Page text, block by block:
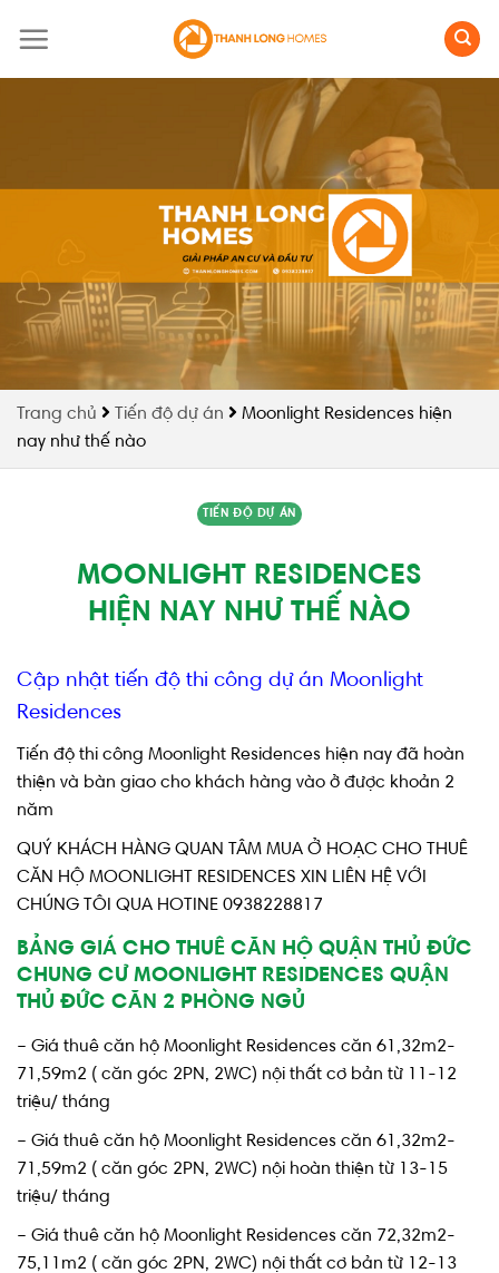
Trang chủ Tiến độ dự án
Moonlight Residences hiện
nay như thế nào
TIẾN ĐỘ DỰ ÁN
MOONLIGHT RESIDENCES
HIỆN NAY NHƯ THẾ NÀO
Cập nhật tiến độ thi công dự án Moonlight
Residences
Tiến độ thi công Moonlight Residences hiện nay đã hoàn
thiện và bàn giao cho khách hàng vào ở được khoản 2
năm
QUÝ KHÁCH HÀNG QUAN TÂM MUA Ở HOẠC CHO THUÊ
CĂN HỘ MOONLIGHT RESIDENCES XIN LIÊN HỆ VỚI
CHÚNG TÔI QUA HOTINE 0938228817
BẢNG GIÁ CHO THUÊ CĂN HỘ QUẬN THỦ ĐỨC
CHUNG CƯ MOONLIGHT RESIDENCES QUẬN
THỦ ĐỨC CĂN 2 PHÒNG NGỦ
– Giá thuê căn hộ Moonlight Residences căn 61,32m2-
71,59m2 ( căn góc 2PN, 2WC) nội thất cơ bản từ 11-12
triệu/ tháng
– Giá thuê căn hộ Moonlight Residences căn 61,32m2-
71,59m2 ( căn góc 2PN, 2WC) nội hoàn thiện từ 13-15
triệu/ tháng
– Giá thuê căn hộ Moonlight Residences căn 72,32m2-
75,11m2 ( căn góc 2PN, 2WC) nội thất cơ bản từ 12-13